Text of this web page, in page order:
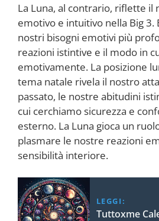
La Luna, al contrario, riflette il
emotivo e intuitivo nella Big 3.
nostri bisogni emotivi più
reazioni istintive e il modo in
emotivamente. La posizione
tema natale rivela il nostro
passato, le nostre abitudini
cui cerchiamo sicurezza e
esterno. La Luna gioca un
plasmare le nostre reazioni
sensibilità interiore.
LEGGI:
Tuttoxme